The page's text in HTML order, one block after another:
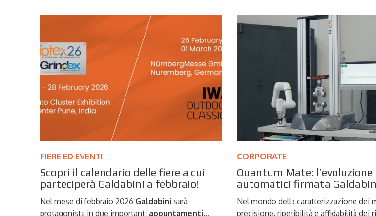
controllo, dove anche minime variazioni possono
compromettere le prestazioni del prodotto
presse idrauliche
assumono un
ruolo centrale. Grazie alla loro capacità di garantire
un controllo accurato della forza e della corsa,
queste macchine permettono di eseguire
lavorazioni altamente precise, rispondendo alle
esigenze di un settore in cui sicurezza e conformità
agli standard sono elementi fondamentali.
meccanica, automazione e controllo
processo, diventando un elemento
contesti industriali più esigenti.
FIERE ED EVENTI
Scopri il calendario delle fiere a cui
parteciperà Galdabini a febbraio!
Nel mese di febbraio 2026 Galdabini sarà
protagonista in due importanti appuntamenti
CORPORATE
Quantum Mate:
automatici firmata
Nel mondo della caratterizzazione dei
precisione, ripetibilità e affidabilità dei